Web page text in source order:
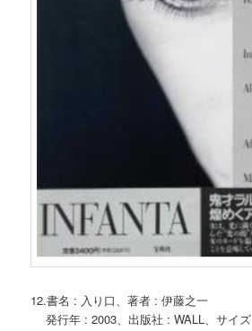
12.書名 : 入り口、著者 : 伊藤之一
発行年 : 2003、出版社 : WALL、サイ